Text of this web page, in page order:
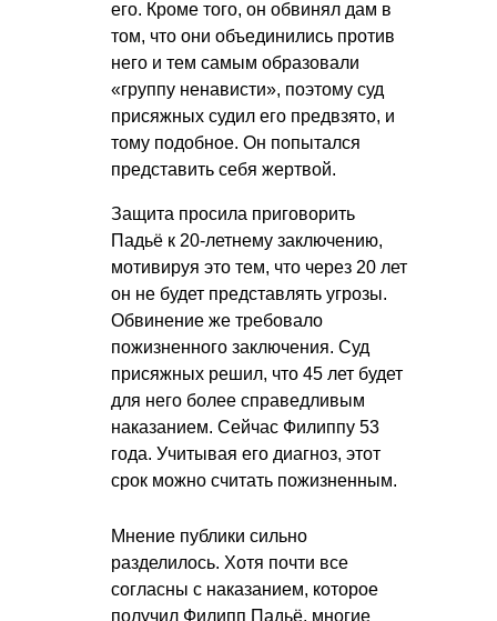
его. Кроме того, он обвинял дам в
том, что они объединились против
него и тем самым образовали
«группу ненависти», поэтому суд
присяжных судил его предвзято, и
тому подобное. Он попытался
представить себя жертвой.
Защита просила приговорить
Падьё к 20-летнему заключению,
мотивируя это тем, что через 20 лет
он не будет представлять угрозы.
Обвинение же требовало
пожизненного заключения. Суд
присяжных решил, что 45 лет будет
для него более справедливым
наказанием. Сейчас Филиппу 53
года. Учитывая его диагноз, этот
срок можно считать пожизненным.
Мнение публики сильно
разделилось. Хотя почти все
согласны с наказанием, которое
получил Филипп Падьё, многие